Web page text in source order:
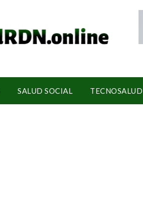
SALUD SOCIAL TECNOSALUD